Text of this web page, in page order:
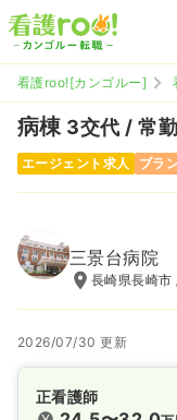
看護roo![カンゴルー]
病棟 3交代 / 常勤
エージェント求人 ブラ
三景台病院
長崎県長崎
2026/07/30 更新
正看護師